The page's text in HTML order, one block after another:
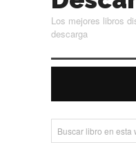
Los mejores libros
descarga